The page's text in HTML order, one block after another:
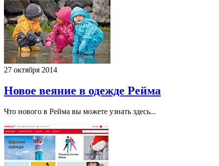
27 октября 2014
Новое веяние в одежде Рейма
Что нового в Рейма вы можете узнать здесь...